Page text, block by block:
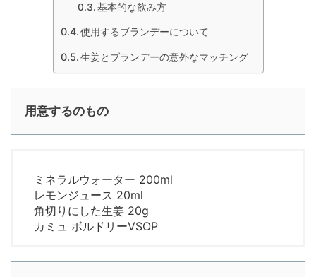
基本的な飲み方
使用するブランデーについて
生姜とブランデーの意外なマッチング
用意するのもの
ミネラルウォーター 200ml
レモンジュース 20ml
角切りにした生姜 20g
カミュ ボルドリーVSOP